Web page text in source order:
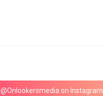
@Onlookersmedia on Instagram
Follow on Instagram